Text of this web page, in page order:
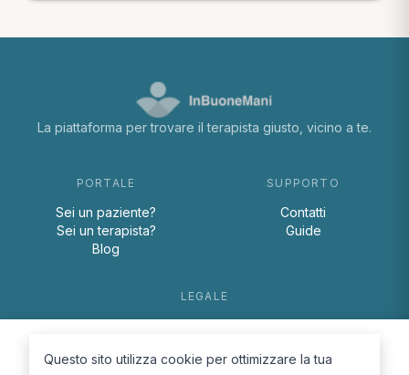
La piattaforma per trovare il terapista giusto, vicino a te.
PORTALE
Sei un paziente?
Sei un terapista?
Blog
SUPPORTO
Contatti
Guide
LEGALE
Cookie Policy
Questo sito utilizza cookie per ottimizzare la tua